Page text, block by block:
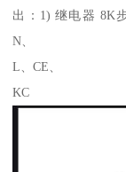
出：1) 继电器 8K步
N、
L、CE、
KC